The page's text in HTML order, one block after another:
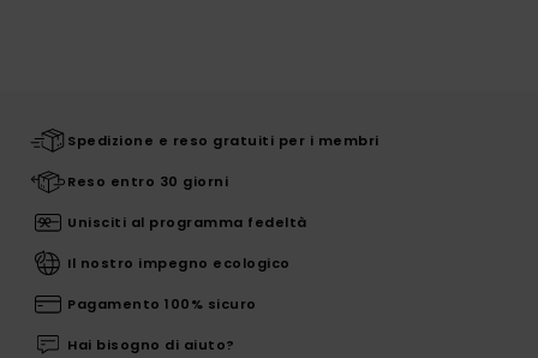
Spedizione e reso gratuiti per i membri
Reso entro 30 giorni
Unisciti al programma fedeltà
Il nostro impegno ecologico
Pagamento 100% sicuro
Hai bisogno di aiuto?